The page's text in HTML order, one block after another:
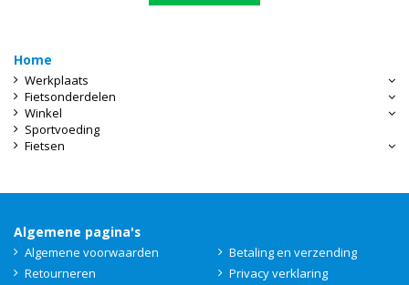
Home
Werkplaats
Fietsonderdelen
Winkel
Sportvoeding
Fietsen
Algemene pagina's
Algemene voorwaarden
Betaling en verzending
Retourneren
Privacy verklaring